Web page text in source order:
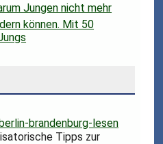
Jungen nicht mehr
können. Mit 50
brandenburg-lesen
Tipps zur